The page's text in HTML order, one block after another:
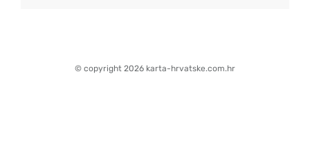
© copyright 2026 karta-hrvatske.com.hr